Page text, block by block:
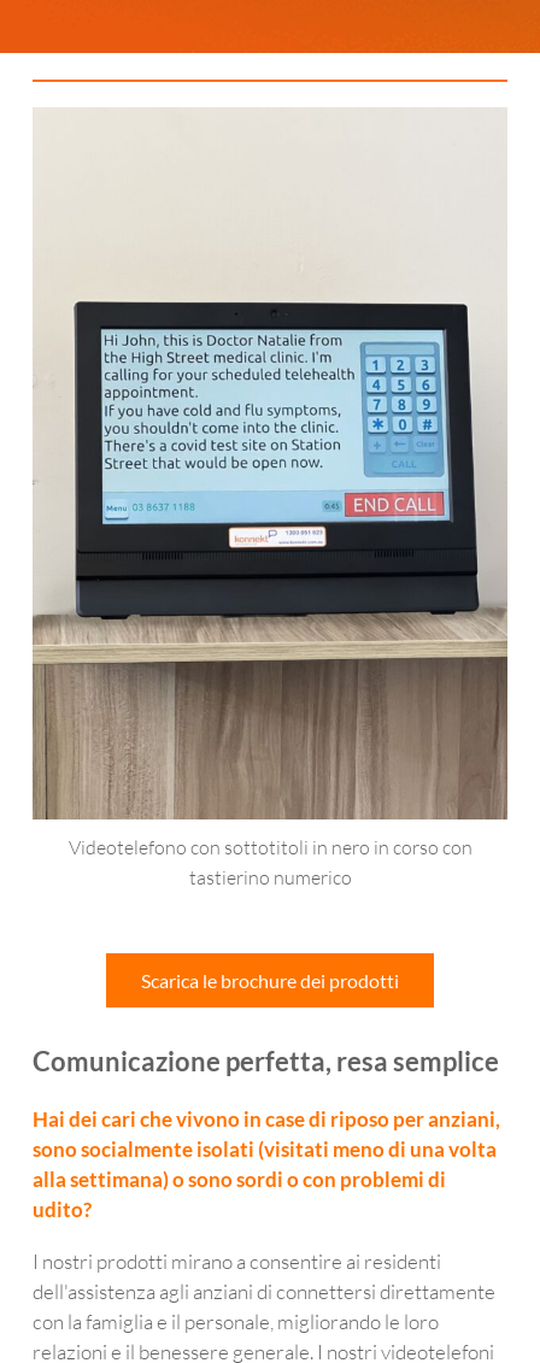
Comunicazione perfetta, resa semplice
Hai dei cari che vivono in case di riposo per anziani,
sono socialmente isolati (visitati meno di una volta
alla settimana) o sono sordi o con problemi di
udito?
I nostri prodotti mirano a consentire ai residenti
dell'assistenza agli anziani di connettersi direttamente
con la famiglia e il personale, migliorando le loro
relazioni e il benessere generale. I nostri videotelefoni
Videotelefono con sottotitoli in nero in corso con
tastierino numerico
Scarica le brochure dei prodotti